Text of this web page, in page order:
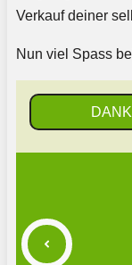
Verkauf deiner
Nun viel Spass